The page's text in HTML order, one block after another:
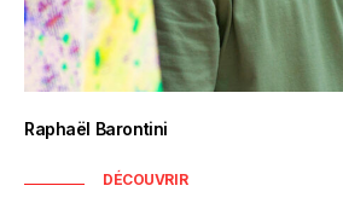
Raphaël Barontini
DÉCOUVRIR